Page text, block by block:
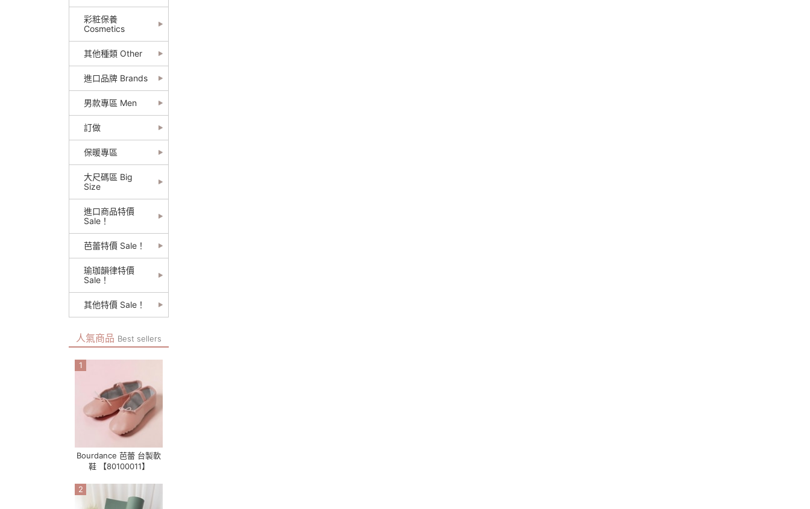
彩粧保養
Cosmetics
其他種類 Other
進口品牌 Brands
男款專區 Men
訂做
保暖專區
大尺碼區 Big
Size
進口商品特價
Sale！
芭蕾特價 Sale！
瑜珈韻律特價
Sale！
其他特價 Sale！
人氣商品 Best sellers
1
Bourdance 芭蕾 台製軟
鞋 【80100011】
2